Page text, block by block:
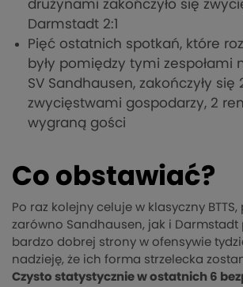
drużynami zakończyło się
Darmstadt 2:1
Pięć ostatnich spotkań, które
były pomiędzy tymi zespołami
SV Sandhausen, zakończyły się
zwycięstwami gospodarzy, 2
wygraną gości
Co obstawiać?
Po raz kolejny celuje w klasyczny BTTS,
zarówno Sandhausen, jak i Darmstadt
bardzo dobrej strony w ofensywie
nadzieję, że ich forma strzelecka
Czysto statystycznie w ostatnich 6